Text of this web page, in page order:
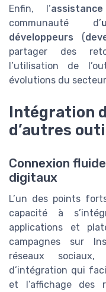
Enfin, l’assistance
communauté d’
développeurs (
partager des
l’utilisation de
évolutions du
Intégration
d’autres
Connexion
digitaux
L’un des points
capacité à
applications et
campagnes sur
réseaux
d’intégration qui
et l’affichage des